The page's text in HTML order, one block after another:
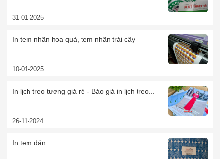
31-01-2025
In tem nhãn hoa quả, tem nhãn trái cây
10-01-2025
In lịch treo tường giá rẻ - Báo giá in lịch treo...
26-11-2024
In tem dán